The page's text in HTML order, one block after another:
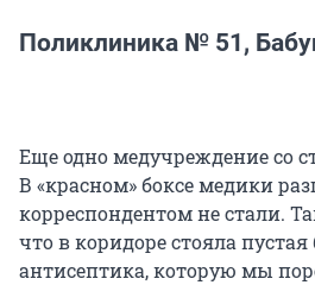
Поликлиника № 51,
Еще одно медучреждение со
В «красном» боксе медики
корреспондентом не стали.
что в коридоре стояла пустая
антисептика, которую мы